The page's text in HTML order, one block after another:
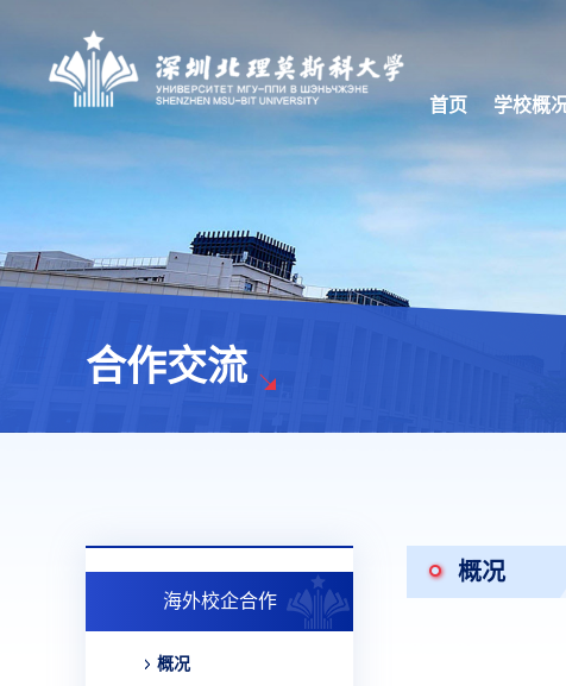
首页 学校概
合作交流
海外校企合作
概况
概况